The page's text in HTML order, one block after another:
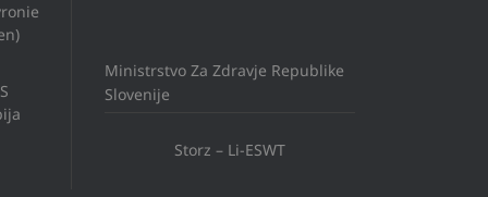
Ministrstvo Za Zdravje Republike
Slovenije
Storz – Li-ESWT